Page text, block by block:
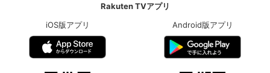
Rakuten TVアプリ
iOS版アプリ
Android版アプリ